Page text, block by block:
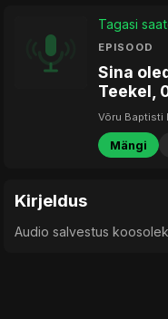
Tagasi
EPISOOD
Sina
Teekel,
Võru Baptisti
Mängi
Kirjeldus
Audio salvestus